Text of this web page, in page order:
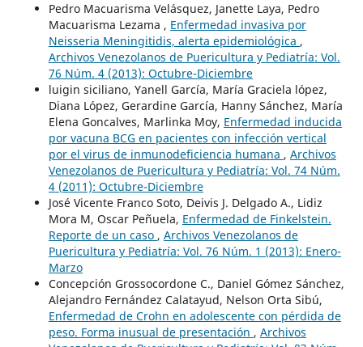
Pedro Macuarisma Velásquez, Janette Laya, Pedro
Macuarisma Lezama , Enfermedad invasiva por
Neisseria Meningitidis, alerta epidemiológica ,
Archivos Venezolanos de Puericultura y Pediatría: Vol.
76 Núm. 4 (2013): Octubre-Diciembre
luigin siciliano, Yanell García, María Graciela lópez,
Diana López, Gerardine García, Hanny Sánchez, María
Elena Goncalves, Marlinka Moy, Enfermedad inducida
por vacuna BCG en pacientes con infección vertical
por el virus de inmunodeficiencia humana , Archivos
Venezolanos de Puericultura y Pediatría: Vol. 74 Núm.
4 (2011): Octubre-Diciembre
José Vicente Franco Soto, Deivis J. Delgado A., Lidiz
Mora M, Oscar Peñuela, Enfermedad de Finkelstein.
Reporte de un caso , Archivos Venezolanos de
Puericultura y Pediatría: Vol. 76 Núm. 1 (2013): Enero-
Marzo
Concepción Grossocordone C., Daniel Gómez Sánchez,
Alejandro Fernández Calatayud, Nelson Orta Sibú,
Enfermedad de Crohn en adolescente con pérdida de
peso. Forma inusual de presentación , Archivos